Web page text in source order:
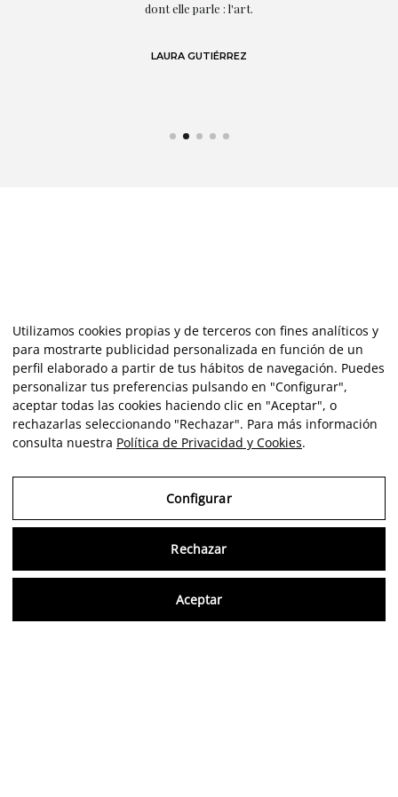
dont elle parle : l'art.
LAURA GUTIÉRREZ
Utilizamos cookies propias y de terceros con fines analíticos y
para mostrarte publicidad personalizada en función de un
perfil elaborado a partir de tus hábitos de navegación. Puedes
personalizar tus preferencias pulsando en "Configurar",
aceptar todas las cookies haciendo clic en "Aceptar", o
rechazarlas seleccionando "Rechazar". Para más información
consulta nuestra Política de Privacidad y Cookies.
Configurar
Rechazar
Aceptar